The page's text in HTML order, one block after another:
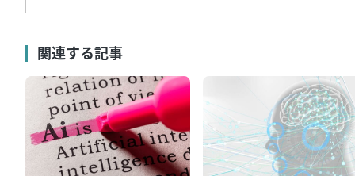
関連する記事